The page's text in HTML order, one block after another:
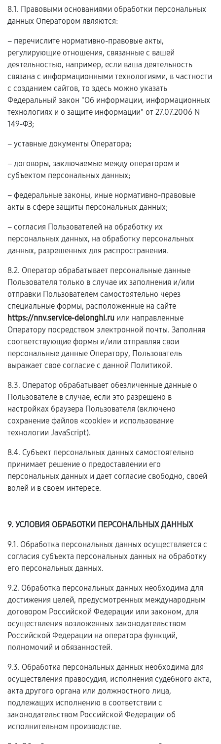
8.1. Правовыми основаниями обработки персональных
данных Оператором являются:
– перечислите нормативно-правовые акты,
регулирующие отношения, связанные с вашей
деятельностью, например, если ваша деятельность
связана с информационными технологиями, в частности
с созданием сайтов, то здесь можно указать
Федеральный закон "Об информации, информационных
технологиях и о защите информации" от 27.07.2006 N
149-ФЗ;
– уставные документы Оператора;
– договоры, заключаемые между оператором и
субъектом персональных данных;
– федеральные законы, иные нормативно-правовые
акты в сфере защиты персональных данных;
– согласия Пользователей на обработку их
персональных данных, на обработку персональных
данных, разрешенных для распространения.
8.2. Оператор обрабатывает персональные данные
Пользователя только в случае их заполнения и/или
отправки Пользователем самостоятельно через
специальные формы, расположенные на сайте
https://nnv.service-delonghi.ru или направленные
Оператору посредством электронной почты. Заполняя
соответствующие формы и/или отправляя свои
персональные данные Оператору, Пользователь
выражает свое согласие с данной Политикой.
8.3. Оператор обрабатывает обезличенные данные о
Пользователе в случае, если это разрешено в
настройках браузера Пользователя (включено
сохранение файлов «cookie» и использование
технологии JavaScript).
8.4. Субъект персональных данных самостоятельно
принимает решение о предоставлении его
персональных данных и дает согласие свободно, своей
волей и в своем интересе.
9. УСЛОВИЯ ОБРАБОТКИ ПЕРСОНАЛЬНЫХ ДАННЫХ
9.1. Обработка персональных данных осуществляется с
согласия субъекта персональных данных на обработку
его персональных данных.
9.2. Обработка персональных данных необходима для
достижения целей, предусмотренных международным
договором Российской Федерации или законом, для
осуществления возложенных законодательством
Российской Федерации на оператора функций,
полномочий и обязанностей.
9.3. Обработка персональных данных необходима для
осуществления правосудия, исполнения судебного акта,
акта другого органа или должностного лица,
подлежащих исполнению в соответствии с
законодательством Российской Федерации об
исполнительном производстве.